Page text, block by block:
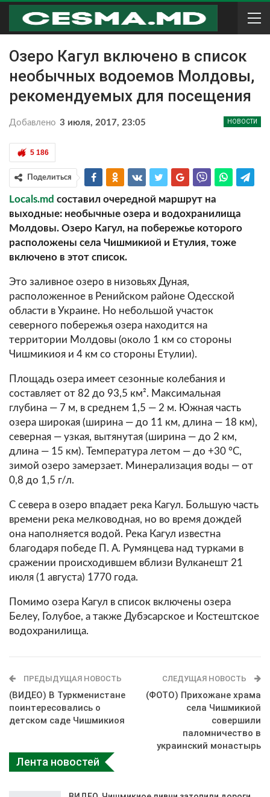
Озеро Кагул включено в список
необычных водоемов Молдовы,
рекомендуемых для посещения
НОВОСТИ
Добавлено 3 июля, 2017, 23:05
5 186
Поделиться
Locals.md составил очередной маршрут на
выходные: необычные озера и водохранилища
Молдовы. Озеро Кагул, на побережье которого
расположены села Чишмикиой и Етулия, тоже
включено в этот список.
Это заливное озеро в низовьях Дуная,
расположенное в Ренийском районе Одесской
области в Украине. Но небольшой участок
северного побережья озера находится на
территории Молдовы (около 1 км со стороны
Чишмикиоя и 4 км со стороны Етулии).
Площадь озера имеет сезонные колебания и
составляет от 82 до 93,5 км². Максимальная
глубина — 7 м, в среднем 1,5 — 2 м. Южная часть
озера широкая (ширина — до 11 км, длина — 18 км),
северная — узкая, вытянутая (ширина — до 2 км,
длина — 15 км). Температура летом — до +30 °C,
зимой озеро замерзает. Минерализация воды — от
0,8 до 1,5 г/л.
С севера в озеро впадает река Кагул. Большую часть
времени река мелководная, но во время дождей
она наполняется водой. Река Кагул известна
благодаря победе П. А. Румянцева над турками в
сражении происходившем вблизи Вулканешт 21
июля (1 августа) 1770 года.
Помимо озера Кагул в список включены озера
Белеу, Голубое, а также Дубэсарское и Костештское
водохранилища.
ПРЕДЫДУЩАЯ НОВОСТЬ
(ВИДЕО) В Туркменистане
поинтересовались о
детском саде Чишмикиоя
СЛЕДУЩАЯ НОВОСТЬ
(ФОТО) Прихожане храма
села Чишмикиой
совершили
паломничество в
украинский монастырь
Лента новостей